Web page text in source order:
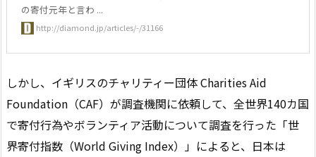
の寄付元年と言わ ...
http://diamond.jp/articles/-/31166
しかし、イギリスのチャリティー団体 Charities Aid
Foundation（CAF）が調査機関に依頼して、全世界140カ国
で寄付行為やボランティア活動について調査を行った「世
界寄付指数（World Giving Index）」によると、日本は